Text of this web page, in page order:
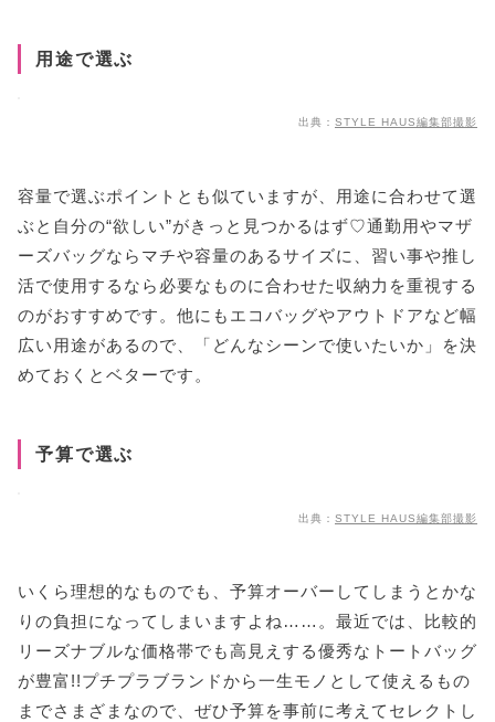
用途で選ぶ
出典： STYLE HAUS編集部撮影
容量で選ぶポイントとも似ていますが、用途に合わせて選
ぶと自分の“欲しい”がきっと見つかるはず♡通勤用やマザ
ーズバッグならマチや容量のあるサイズに、習い事や推し
活で使用するなら必要なものに合わせた収納力を重視する
のがおすすめです。他にもエコバッグやアウトドアなど幅
広い用途があるので、「どんなシーンで使いたいか」を決
めておくとベターです。
予算で選ぶ
出典： STYLE HAUS編集部撮影
いくら理想的なものでも、予算オーバーしてしまうとかな
りの負担になってしまいますよね……。最近では、比較的
リーズナブルな価格帯でも高見えする優秀なトートバッグ
が豊富!!プチプラブランドから一生モノとして使えるもの
までさまざまなので、ぜひ予算を事前に考えてセレクトし